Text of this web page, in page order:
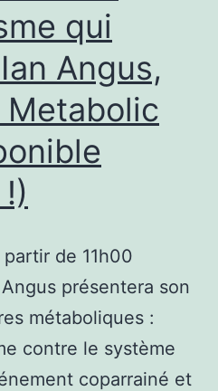
qui
Angus,
Metabolic
de 11h00
présentera son
métaboliques :
contre le système
coparrainé et